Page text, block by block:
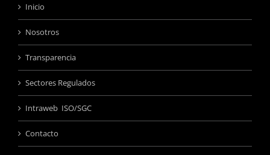
Inicio
Nosotros
Transparencia
Sectores Regulados
Intraweb ISO/SGC
Contacto